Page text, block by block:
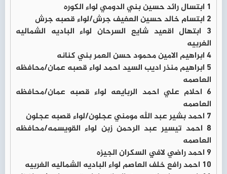
1 ابتسال رائد حسين بني الدومي لواء الكوره
2 ابتسام خالد حسين العفيف جرش/لواء قصبه جرش
3 ابتهال اقعيد شايع السرحان لواء الباديه الشماليه
الغربيه
4 ابراهيم الامين محمود حسن العمر بني كنانه
5 ابراهيم منذر اديب السيد احمد لواء قصبه عمان/محافظه
العاصمه
6 احلام علي احمد الربايعه لواء قصبه عمان/محافظه
العاصمه
7 احمد بشير عبد الله مومني عجلون/لواء قصبه عجلون
8 احمد تيسير عبد الرحمن زبن لواء القويسمه/محافظه
العاصمه
9 احمد راضي لافي السكران الجيزه
10 احمد رافع خلف العاصم لواء الباديه الشماليه الغربيه